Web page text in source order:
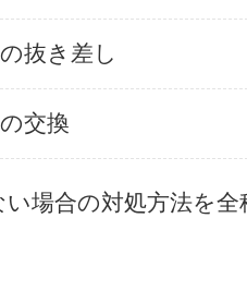
抜き差し
交換
場合の対処方法を全